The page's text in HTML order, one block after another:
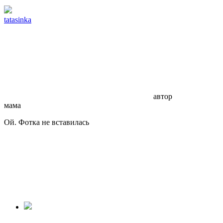
tatasinka
автор
мама
Ой. Фотка не вставилась